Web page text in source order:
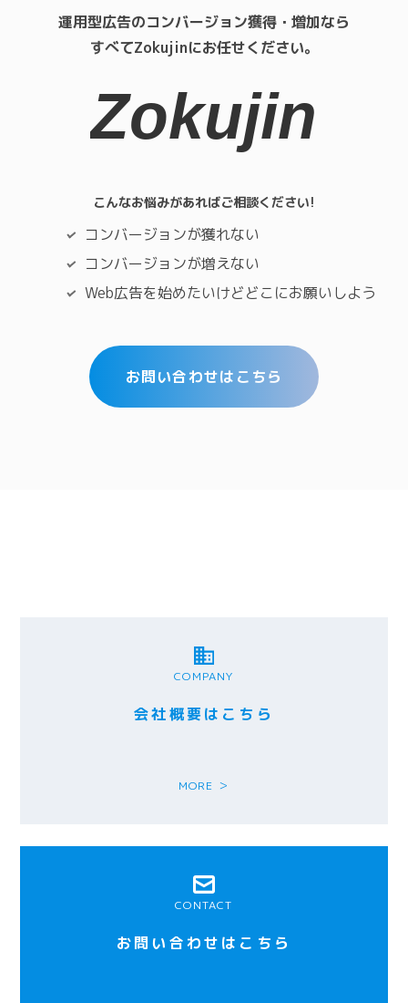
運用型広告のコンバージョン獲得・増加なら
すべてZokujinにお任せください。
こんなお悩みがあればご相談ください!
コンバージョンが獲れない
コンバージョンが増えない
Web広告を始めたいけどどこにお願いしよう
お問い合わせはこちら
COMPANY
会社概要はこちら
MORE ＞
CONTACT
お問い合わせはこちら